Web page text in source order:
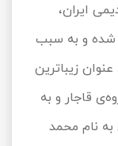
ایران،
شده و به سبب
زیباترین
قاجار و به
به نام محمد